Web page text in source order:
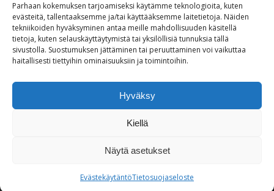
Parhaan kokemuksen tarjoamiseksi käytämme teknologioita, kuten
evästeitä, tallentaaksemme ja/tai käyttääksemme laitetietoja. Näiden
tekniikoiden hyväksyminen antaa meille mahdollisuuden käsitellä
tietoja, kuten selauskäyttäytymistä tai yksilöllisiä tunnuksia tällä
sivustolla. Suostumuksen jättäminen tai peruuttaminen voi vaikuttaa
haitallisesti tiettyihin ominaisuuksiin ja toimintoihin.
Hyväksy
Kiellä
Näytä asetukset
EvästekäytäntöTietosuojaseloste
Tietosuojaseloste
Copyright © 2026 | WordPress teeman tarjoaa